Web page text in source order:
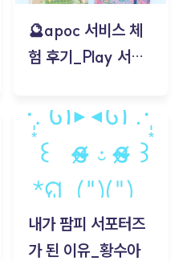
🔮apoc 서비스 체
험 후기_Play 서비
김태현
내가 팜피 서포터즈
가 된 이유_황수아